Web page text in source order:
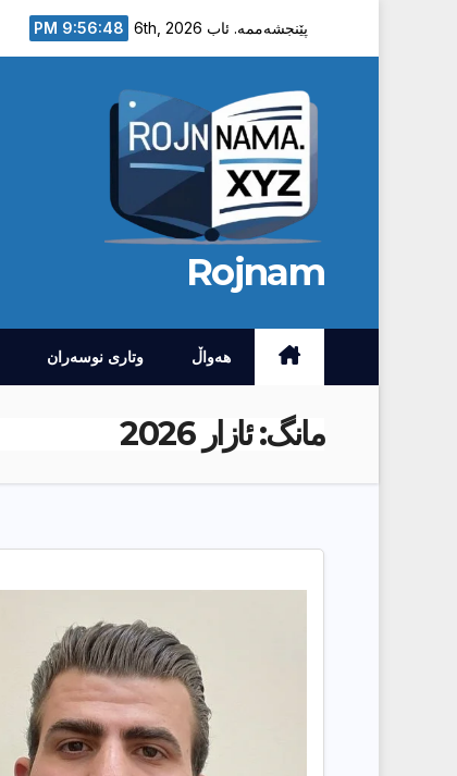
پێنجشەممە. ئاب 6th, 2026 9:56:50 PM
Rojnam
هەواڵ وتارى نوسەران
مانگ:ئازار 2026